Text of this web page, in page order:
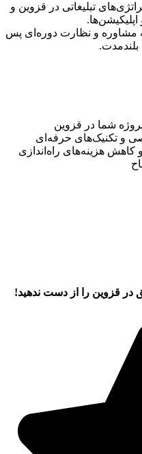
تبلیغاتی در قزوین و
مشاوره و نظارت دوره‌ای پس
بلندمدت.
شما در قزوین
و تکنیک‌های حرفه‌ای
کاهش هزینه‌های راه‌اندازی
قزوین را از دست ندهید!